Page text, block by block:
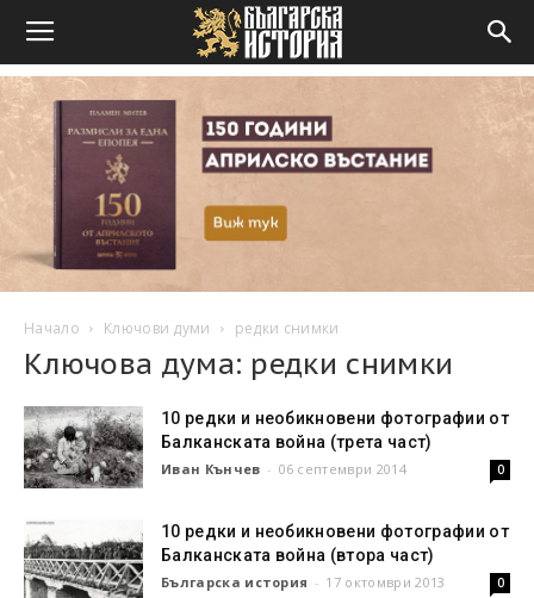
Начало Ключови думи редки снимки
Ключова дума: редки снимки
10 редки и необикновени фотографии от
Балканската война (трета част)
Иван Кънчев - 06 септември 2014 0
10 редки и необикновени фотографии от
Балканската война (втора част)
Българска история - 17 октомври 2013 0